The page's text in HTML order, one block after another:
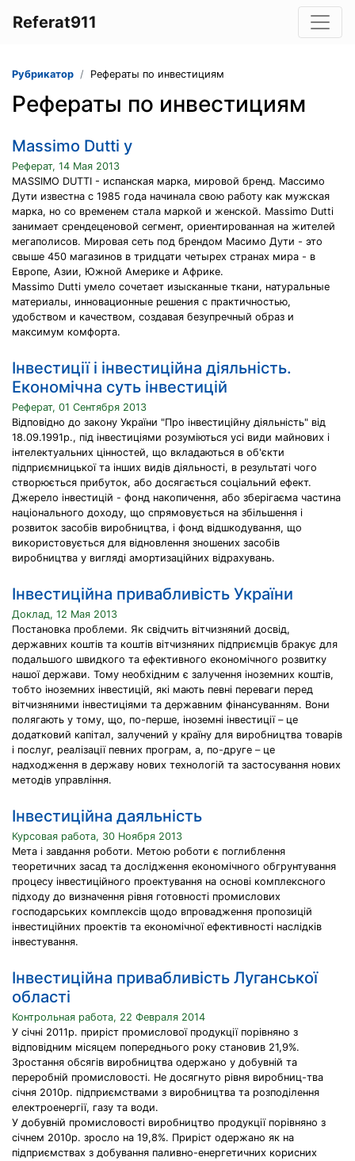
Referat911
Рубрикатор Рефераты по инвестициям
Рефераты по инвестициям
Massimo Dutti у
Реферат, 14 Мая 2013
MASSIMO DUTTI - испанская марка, мировой бренд. Массимо
Дути известна с 1985 года начинала свою работу как мужская
марка, но со временем стала маркой и женской. Massimo Dutti
занимает срендеценовой сегмент, ориентированная на жителей
мегаполисов. Мировая сеть под брендом Масимо Дути - это
свыше 450 магазинов в тридцати четырех странах мира - в
Европе, Азии, Южной Америке и Африке.
Massimo Dutti умело сочетает изысканные ткани, натуральные
материалы, инновационные решения с практичностью,
удобством и качеством, создавая безупречный образ и
максимум комфорта.
Інвестиції і інвестиційна діяльність.
Економічна суть інвестицій
Реферат, 01 Сентября 2013
Відповідно до закону України "Про інвестиційну діяльність" від
18.09.1991р., під інвестиціями розуміються усі види майнових і
інтелектуальних цінностей, що вкладаються в об'єкти
підприємницької та інших видів діяльності, в результаті чого
створюється прибуток, або досягається соціальний ефект.
Джерело інвестицій - фонд накопичення, або зберігаєма частина
національного доходу, що спрямовується на збільшення і
розвиток засобів виробництва, і фонд відшкодування, що
використовується для відновлення зношених засобів
виробництва у вигляді амортизаційних відрахувань.
Інвестиційна привабливість України
Доклад, 12 Мая 2013
Постановка проблеми. Як свідчить вітчизняний досвід,
державних коштів та коштів вітчизняних підприємців бракує для
подальшого швидкого та ефективного економічного розвитку
нашої держави. Тому необхідним є залучення іноземних коштів,
тобто іноземних інвестицій, які мають певні переваги перед
вітчизняними інвестиціями та державним фінансуванням. Вони
полягають у тому, що, по-перше, іноземні інвестиції – це
додатковий капітал, залучений у країну для виробництва товарів
і послуг, реалізації певних програм, а, по-друге – це
надходження в державу нових технологій та застосування нових
методів управління.
Інвестиційна даяльність
Курсовая работа, 30 Ноября 2013
Мета і завдання роботи. Метою роботи є поглиблення
теоретичних засад та дослідження економічного обгрунтування
процесу інвестиційного проектування на основі комплексного
підходу до визначення рівня готовності промислових
господарських комплексів щодо впровадження пропозицій
інвестиційних проектів та економічної ефективності наслідків
інвестування.
Інвестиційна привабливість Луганської
області
Контрольная работа, 22 Февраля 2014
У січні 2011р. приріст промислової продукції порівняно з
відповідним місяцем попереднього року становив 21,9%.
Зростання обсягів виробництва одержано у добувній та
переробній промисловості. Не досягнуто рівня виробниц-тва
січня 2010р. підприємствами з виробництва та розподілення
електроенергії, газу та води.
У добувній промисловості виробництво продукції порівняно з
січнем 2010р. зросло на 19,8%. Приріст одержано як на
підприємствах з добування паливно-енергетичних корисних